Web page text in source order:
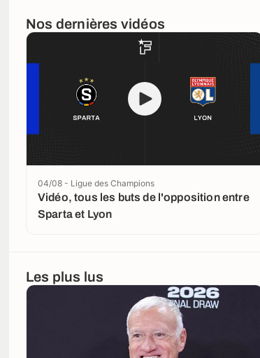
Nos dernières vidéos
Vidéo, tous les buts de l'opposition entre
Sparta et Lyon
04/08 - Ligue des Champions
Les plus lus